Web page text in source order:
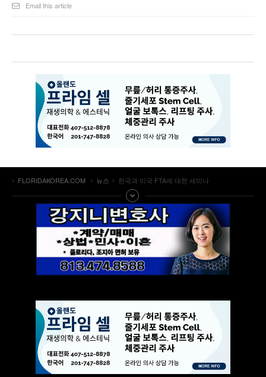
Email this article
FLORIDAKOREA.COM 뉴스 한국과 미국 FTA에 대한 세미나